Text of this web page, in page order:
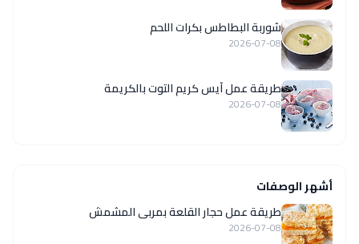
شوربة البطاطس بكرات اللحم
2026-07-08
طريقة عمل آيس كريم التوت بالكريمة
2026-07-08
أشهر الوصفات
طريقة عمل حجار القلعة بمربى المشمش
2026-07-08